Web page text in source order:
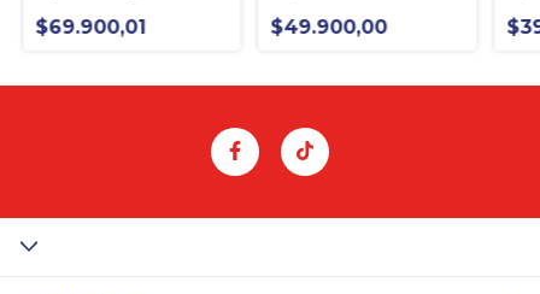
$69.900,01 $49.900,00